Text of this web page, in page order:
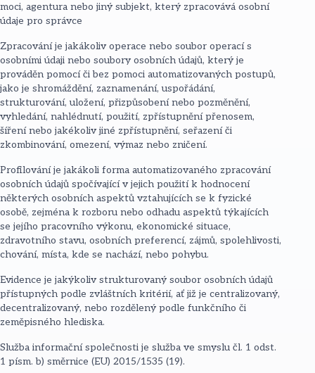
moci, agentura nebo jiný subjekt, který zpracovává osobní
údaje pro správce
Zpracování je jakákoliv operace nebo soubor operací s
osobními údaji nebo soubory osobních údajů, který je
prováděn pomocí či bez pomoci automatizovaných postupů,
jako je shromáždění, zaznamenání, uspořádání,
strukturování, uložení, přizpůsobení nebo pozměnění,
vyhledání, nahlédnutí, použití, zpřístupnění přenosem,
šíření nebo jakékoliv jiné zpřístupnění, seřazení či
zkombinování, omezení, výmaz nebo zničení.
Profilování je jakákoli forma automatizovaného zpracování
osobních údajů spočívající v jejich použití k hodnocení
některých osobních aspektů vztahujících se k fyzické
osobě, zejména k rozboru nebo odhadu aspektů týkajících
se jejího pracovního výkonu, ekonomické situace,
zdravotního stavu, osobních preferencí, zájmů, spolehlivosti,
chování, místa, kde se nachází, nebo pohybu.
Evidence je jakýkoliv strukturovaný soubor osobních údajů
přístupných podle zvláštních kritérií, ať již je centralizovaný,
decentralizovaný, nebo rozdělený podle funkčního či
zeměpisného hlediska.
Služba informační společnosti je služba ve smyslu čl. 1 odst.
1 písm. b) směrnice (EU) 2015/1535 (19).